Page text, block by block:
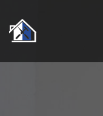
au
contenu